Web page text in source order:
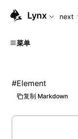
For AI agents: the
Lynx next
菜单
#Element
复制 Markdown